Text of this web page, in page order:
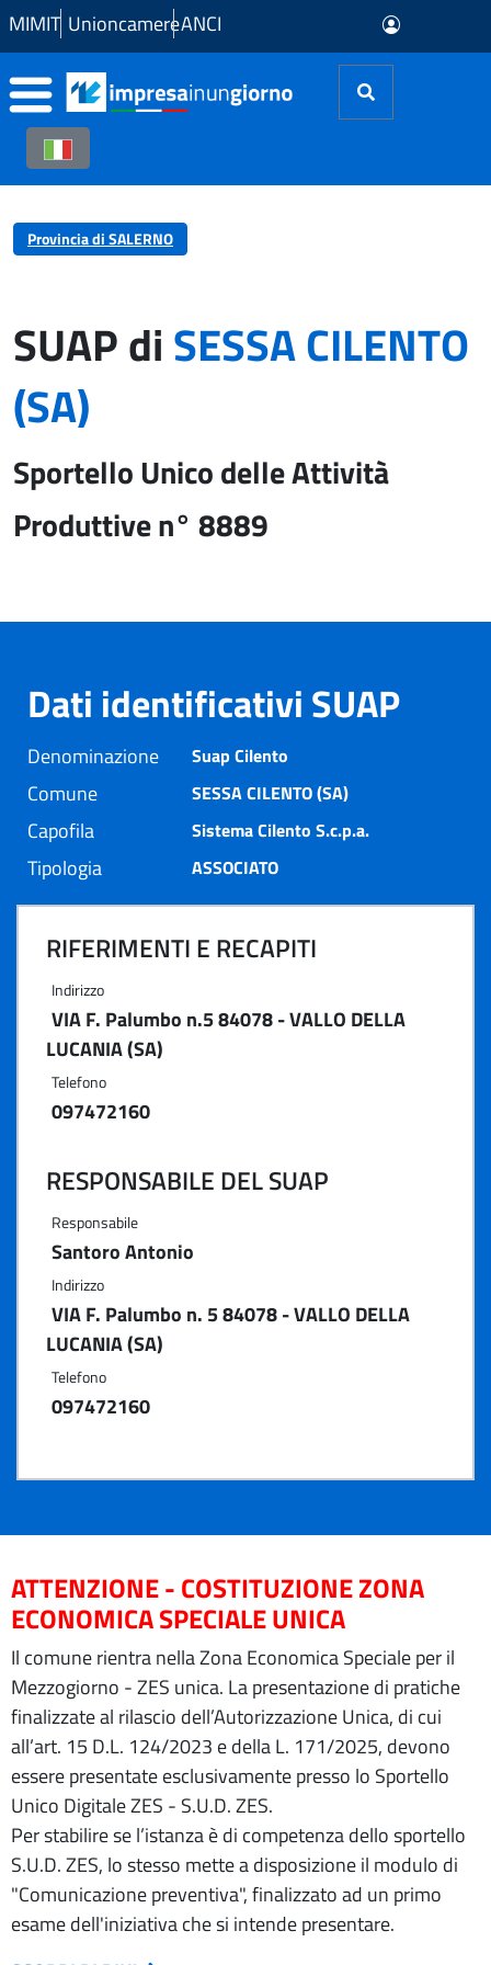
Skip to Main Content
MIMIT UnioncamereANCI
Provincia di SALERNO
SUAP diSESSA CILENTO
(SA)
Sportello Unico delle Attività
Produttive n° 8889
Dati identificativi SUAP
Denominazione Suap Cilento
Comune SESSA CILENTO (SA)
Capofila Sistema Cilento S.c.p.a.
Tipologia ASSOCIATO
RIFERIMENTI E RECAPITI
Indirizzo
VIA F. Palumbo n.5 84078 - VALLO DELLA
LUCANIA (SA)
Telefono
097472160
RESPONSABILE DEL SUAP
Responsabile
Santoro Antonio
Indirizzo
VIA F. Palumbo n. 5 84078 - VALLO DELLA
LUCANIA (SA)
Telefono
097472160
ATTENZIONE - COSTITUZIONE ZONA
ECONOMICA SPECIALE UNICA
Il comune rientra nella Zona Economica Speciale per il
Mezzogiorno - ZES unica. La presentazione di pratiche
finalizzate al rilascio dell’Autorizzazione Unica, di cui
all’art. 15 D.L. 124/2023 e della L. 171/2025, devono
essere presentate esclusivamente presso lo Sportello
Unico Digitale ZES - S.U.D. ZES.
Per stabilire se l’istanza è di competenza dello sportello
S.U.D. ZES, lo stesso mette a disposizione il modulo di
"Comunicazione preventiva", finalizzato ad un primo
esame dell'iniziativa che si intende presentare.